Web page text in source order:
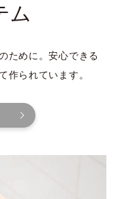
ム
ために。​安心できる​
作られています。​